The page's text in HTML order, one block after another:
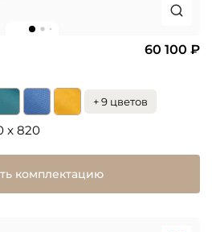
60 100 ₽
+ 9 цветов
x 820
комплектацию